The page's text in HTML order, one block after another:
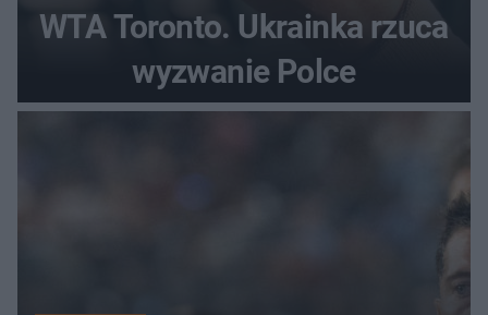
WTA Toronto. Ukrainka rzuca
wyzwanie Polce